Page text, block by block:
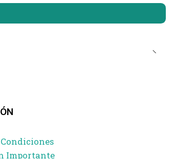
Importante